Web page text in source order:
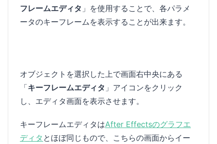
フレームエディタ 」を使用することで、各パラメ
ータのキーフレームを表示することが出来ます。
オブジェクトを選択した上で画面右中央にある
「キーフレームエディタ 」アイコンをクリック
し、エディタ画面を表示させます。
キーフレームエディタはAfter Effectsのグラフエ
ディタ とほぼ同じもので、こちらの画面からイー